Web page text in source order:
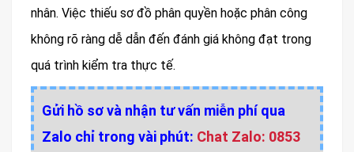
nhân. Việc thiếu sơ đồ phân quyền hoặc phân công
không rõ ràng dễ dẫn đến đánh giá không đạt trong
quá trình kiểm tra thực tế.
Gửi hồ sơ và nhận tư vấn miễn phí qua
Zalo chỉ trong vài phút: Chat Zalo: 0853